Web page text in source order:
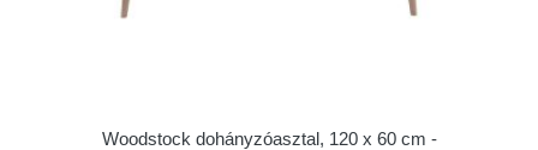
Woodstock dohányzóasztal, 120 x 60 cm -